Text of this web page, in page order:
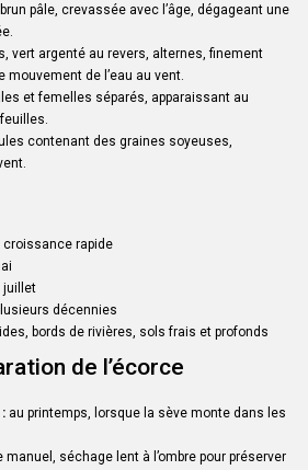
pâle, crevassée avec l’âge, dégageant une
vert argenté au revers, alternes, finement
mouvement de l’eau au vent.
et femelles séparés, apparaissant au
contenant des graines soyeuses,
croissance rapide
juillet
décennies
bords de rivières, sols frais et profonds
de l’écorce
au printemps, lorsque la sève monte dans les
manuel, séchage lent à l’ombre pour préserver